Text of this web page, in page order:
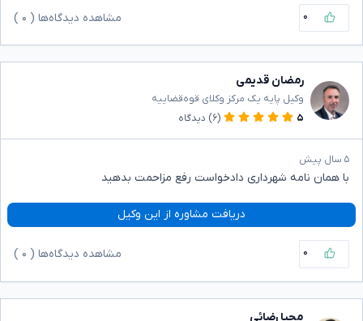
۰ مشاهده دیدگاه‌ها ( ۰
رمضان قدیمی
وکیل پایه یک مرکز وکلای قوه‌قضاییه
۵
(۶) دیدگاه
۵ سال پیش
با همان نامه شهرداری دادخواست رفع مزاحمت بدهید
دریافت مشاوره از این وکیل
۰ مشاهده دیدگاه‌ها ( ۰
محیا رضائی